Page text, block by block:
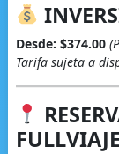
Desde: $374.00
Tarifa sujeta a